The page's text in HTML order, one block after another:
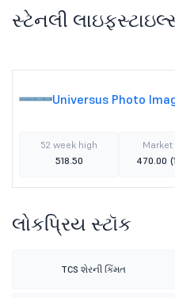
સ્ટેનલી
Universus Photo
52 week high
518.50
Market
470.00
લોકપ્રિય સ્ટૉક
TCS શેરની કિંમત